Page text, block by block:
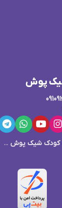
پوش
کودک شیک پوش ...